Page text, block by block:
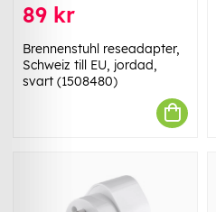
89 kr
Brennenstuhl reseadapter,
Schweiz till EU, jordad,
svart (1508480)